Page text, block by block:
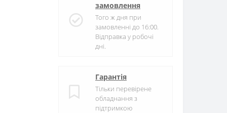
замовлення
Того ж дня при
замовленні до 16:00.
Відправка у робочі
дні.
Гарантія
Тільки перевірене
обладнання з
підтримкою